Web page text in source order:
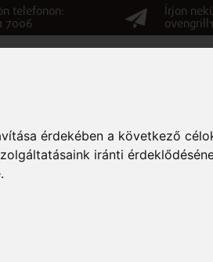
érdekében a következő
iránti
.
telefonon:
7006
Írjon